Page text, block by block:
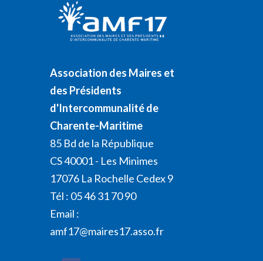
Association des Maires et
des Présidents
d'Intercommunalité de
Charente-Maritime
85 Bd de la République
CS 40001 - Les Minimes
17076 La Rochelle Cedex 9
Tél : 05 46 31 70 90
Email :
amf17@maires17.asso.fr